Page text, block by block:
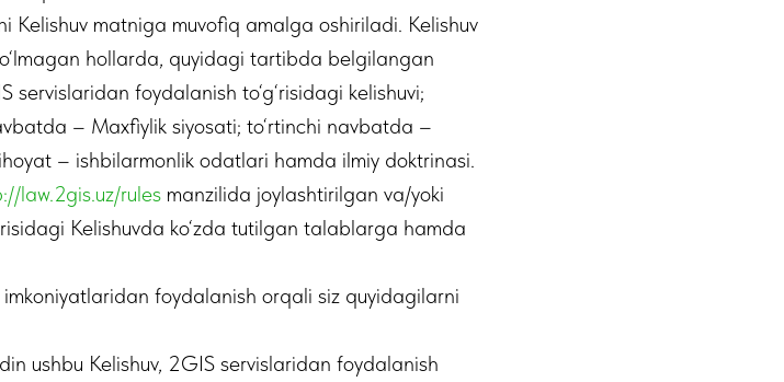
Kelishuv matniga muvofiq amalga oshiriladi. Kelishuv
hollarda, quyidagi tartibda belgilangan
foydalanish to‘g‘risidagi kelishuvi;
– Maxfiylik siyosati; to‘rtinchi navbatda –
– ishbilarmonlik odatlari hamda ilmiy doktrinasi.
law.2gis.uz/rules manzilida joylashtirilgan va/yoki
Kelishuvda ko‘zda tutilgan talablarga hamda
foydalanish orqali siz quyidagilarni
ushbu Kelishuv, 2GIS servislaridan foydalanish